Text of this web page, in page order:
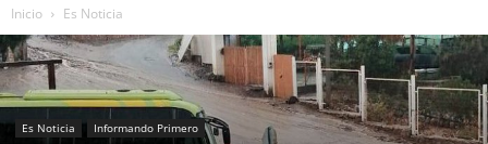
Inicio Es Noticia
Es Noticia Informando Primero